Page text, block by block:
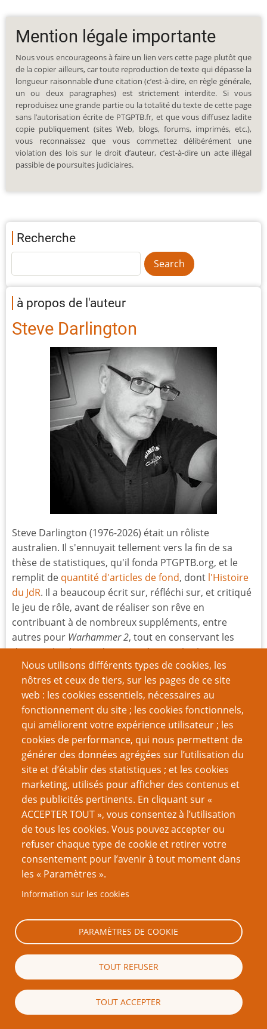
Nous utilisons différents types de cookies, les
nôtres et ceux de tiers, sur les pages de ce site
web : les cookies essentiels, nécessaires au
fonctionnement du site ; les cookies fonctionnels,
qui améliorent votre expérience utilisateur ; les
cookies de performance, qui nous permettent de
générer des données agrégées sur l’utilisation du
site et d’établir des statistiques ; et les cookies
marketing, utilisés pour afficher des contenus et
des publicités pertinents. En cliquant sur «
ACCEPTER TOUT », vous consentez à l’utilisation
de tous les cookies. Vous pouvez accepter ou
refuser chaque type de cookie et retirer votre
consentement pour l’avenir à tout moment dans
les « Paramètres ».
Information sur les cookies
PARAMÈTRES DE COOKIE
TOUT REFUSER
TOUT ACCEPTER
Mention légale importante
Nous vous encourageons à faire un lien vers cette page plutôt que
de la copier ailleurs, car toute reproduction de texte qui dépasse la
longueur raisonnable d’une citation (c’est-à-dire, en règle générale,
un ou deux paragraphes) est strictement interdite. Si vous
reproduisez une grande partie ou la totalité du texte de cette page
sans l’autorisation écrite de PTGPTB.fr, et que vous diffusez ladite
copie publiquement (sites Web, blogs, forums, imprimés, etc.),
vous reconnaissez que vous commettez délibérément une
violation des lois sur le droit d’auteur, c’est-à-dire un acte illégal
passible de poursuites judiciaires.
Recherche
à propos de l'auteur
Steve Darlington
Steve Darlington (1976-2026) était un rôliste
australien. Il s'ennuyait tellement vers la fin de sa
thèse de statistiques, qu'il fonda PTGPTB.org, et le
remplit de quantité d'articles de fond, dont l'Histoire
du JdR. Il a beaucoup écrit sur, réfléchi sur, et critiqué
le jeu de rôle, avant de réaliser son rêve en
contribuant à de nombreux suppléments, entre
autres pour Warhammer 2, tout en conservant les
derniers lambeaux de sa santé mentale. Il pensait que
Paranoïaest le meilleur JdR de l’univers.
Nous traduisons aussi ses posts deblogssuccessifs :
d-fuses, d-fusion, d-constructions et ceux du
MESSAGE, le mouvement qui lutte contre la misogynie
dans les milieux ludiques.
Nom d'utilisateur
Mot de passe
Réinitialiser votre mot de passe
Du même auteur
5 choses qu’un rôliste peut apprendre de Leverage
Jusqu’à ce que la mer rende leurs dépouilles
Six points à retenir quand on écrit un GN